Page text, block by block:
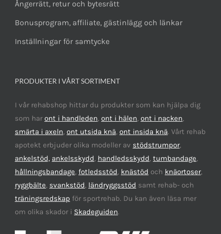
Ångerrätt, retur och bytesrätt
Bonusprogram, affiliate, gästinlägg och länkar
Inställningar för samtycke
PRODUKTER I VÅRT SORTIMENT
I vår rehabshop hittar du produkter som kan hjälpa dig
som haront i handleden, ont i hälen, ont i nacken,
smärta i axeln, ont utsida knä, ont insida knä. Vårt rehab
apotekt erbjuder olika modeller av stödstrumpor,
ankelstöd, ankelsskydd, handledsskydd, tumbandage,
hållningsbandage, fotledsstöd, knästöd och knäortoser,
ryggbälte, svankstöd, ländryggsstöd samt rehab- och
träningsredskap för sportrehab. Du kan även läsa mer
om olika skador i Skadeguiden.